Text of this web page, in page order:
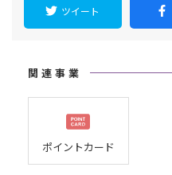
ツイート
関連事業
ポイントカード